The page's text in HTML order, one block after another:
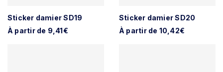
Sticker damier SD19
À partir de 9,41€
Sticker damier SD20
À partir de 10,42€